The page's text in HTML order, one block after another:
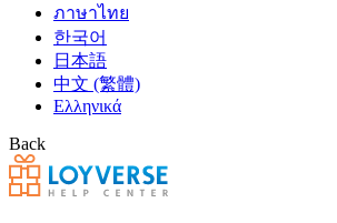
ภาษาไทย
한국어
日本語
中文 (繁體)
Ελληνικά
Back